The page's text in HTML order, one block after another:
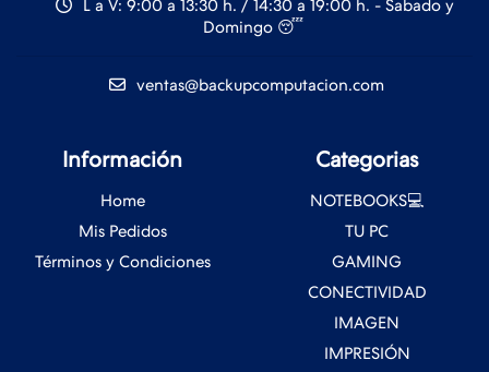
L a V: 9:00 a 13:30 h. / 14:30 a 19:00 h. - Sabado y
Domingo 😴
ventas@backupcomputacion.com
Información
Home
Mis Pedidos
Términos y Condiciones
Categorias
NOTEBOOKS💻
TU PC
GAMING
CONECTIVIDAD
IMAGEN
IMPRESIÓN